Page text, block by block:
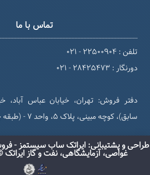
تماس با ما
تلفن : 22500904 - 021
دورنگار : 28425473 - 021
دفتر فروش: تهران، خیابان عباس آباد،
سابق)، کوچه مبینی، پلاک 5، واحد 7 - (طبقه چهارم)، ایراتک
طراحی و پشتیبانی: ایراتک ساب سیستمز -
غواصی، آزمایشگاهی، نفت و گاز ایراتک © 2021 -